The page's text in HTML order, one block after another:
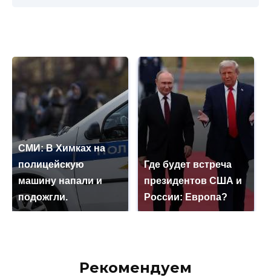
СМИ: В Химках на
полицейскую
машину напали и
подожгли.
Где будет встреча
президентов США и
России: Европа?
Рекомендуем